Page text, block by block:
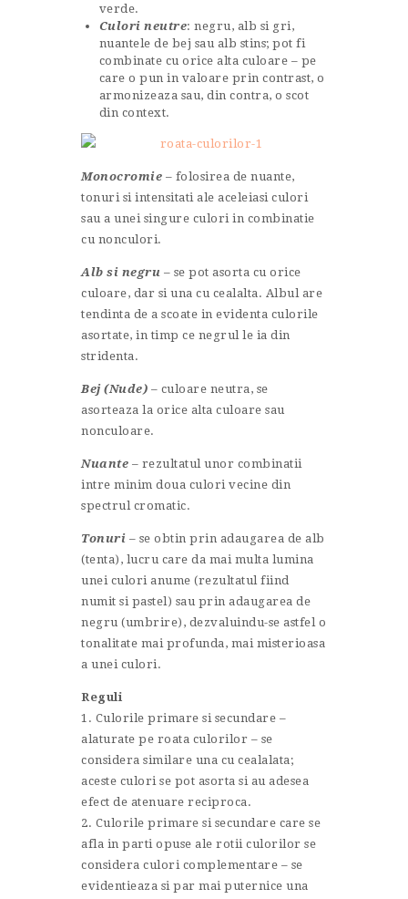
verde.
Culori neutre: negru, alb si gri,
nuantele de bej sau alb stins; pot fi
combinate cu orice alta culoare – pe
care o pun in valoare prin contrast, o
armonizeaza sau, din contra, o scot
din context.
Monocromie – folosirea de nuante,
tonuri si intensitati ale aceleiasi culori
sau a unei singure culori in combinatie
cu nonculori.
Alb si negru – se pot asorta cu orice
culoare, dar si una cu cealalta. Albul are
tendinta de a scoate in evidenta culorile
asortate, in timp ce negrul le ia din
stridenta.
Bej (Nude) – culoare neutra, se
asorteaza la orice alta culoare sau
nonculoare.
Nuante – rezultatul unor combinatii
intre minim doua culori vecine din
spectrul cromatic.
Tonuri – se obtin prin adaugarea de alb
(tenta), lucru care da mai multa lumina
unei culori anume (rezultatul fiind
numit si pastel) sau prin adaugarea de
negru (umbrire), dezvaluindu-se astfel o
tonalitate mai profunda, mai misterioasa
a unei culori.
Reguli
1. Culorile primare si secundare –
alaturate pe roata culorilor – se
considera similare una cu cealalata;
aceste culori se pot asorta si au adesea
efect de atenuare reciproca.
2. Culorile primare si secundare care se
afla in parti opuse ale rotii culorilor se
considera culori complementare – se
evidentieaza si par mai puternice una